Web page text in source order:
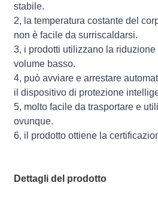
stabile.
2, la temperatura costante del
non è facile da surriscaldarsi.
3, i prodotti utilizzano la riduzione
volume basso.
4, può avviare e arrestare
il dispositivo di protezione
5, molto facile da trasportare e
ovunque.
6, il prodotto ottiene la
Dettagli del prodotto